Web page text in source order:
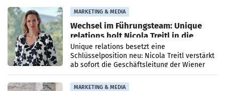
MARKETING & MEDIA
Wechsel im Führungsteam: Unique
relations holt Nicola Treitl in die
Geschäftsleitung
Unique relations besetzt eine
Schlüsselposition neu: Nicola Treitl verstärkt
ab sofort die Geschäftsleitung der Wiener
PR-Agentur an der Seite von Josef Kalina und
Anna Kalina-Mahr.
MARKETING & MEDIA